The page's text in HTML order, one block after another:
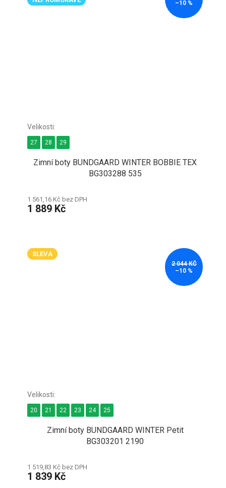
–10 %
Zimní boty BUNDGAARD WINTER BOBBIE TEX
BG303288 535
1 561,16 Kč bez DPH
1 889 Kč
27 28 29
SLEVA
2 044 KČ
–10 %
Zimní boty BUNDGAARD WINTER Petit
BG303201 2190
1 519,83 Kč bez DPH
1 839 Kč
20 21 22 23 24 25